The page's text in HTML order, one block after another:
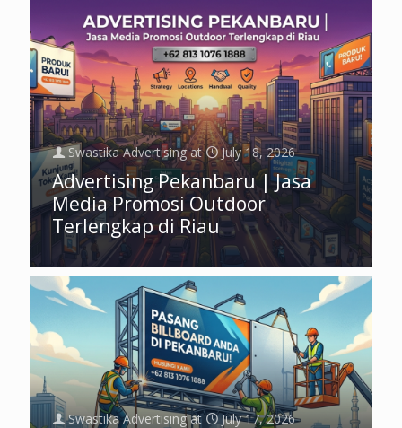
Swastika Advertising at July 18, 2026
Advertising Pekanbaru | Jasa
Media Promosi Outdoor
Terlengkap di Riau
Swastika Advertising at July 17, 2026